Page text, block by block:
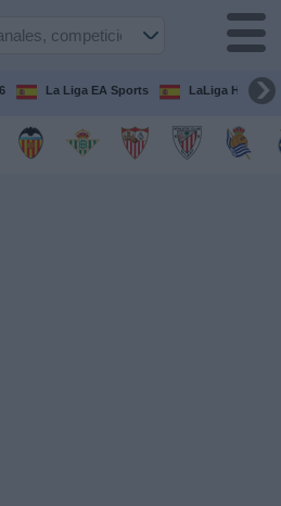
La Liga EA Sports LaLiga